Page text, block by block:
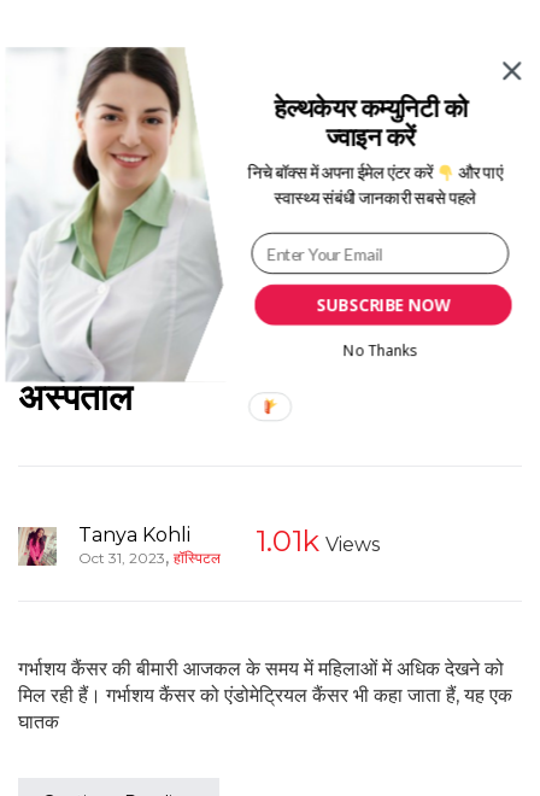
गर्भाशय कैंसर के लिए गुरुग्राम के टॉप 8
अस्पताल
Tanya Kohli
Oct 31, 2023, हॉस्पिटल 1.01k Views
गर्भाशय कैंसर की बीमारी आजकल के समय में महिलाओं में अधिक देखने को
मिल रही हैं। गर्भाशय कैंसर को एंडोमेट्रियल कैंसर भी कहा जाता हैं, यह एक
घातक
SUBSCRIBE NOW
हेल्थकेयर कम्युनिटी को
ज्वाइन करें
निचे बॉक्स में अपना ईमेल एंटर करें
और पाएं
स्वास्थ्य संबंधी जानकारी सबसे पहले
No Thanks